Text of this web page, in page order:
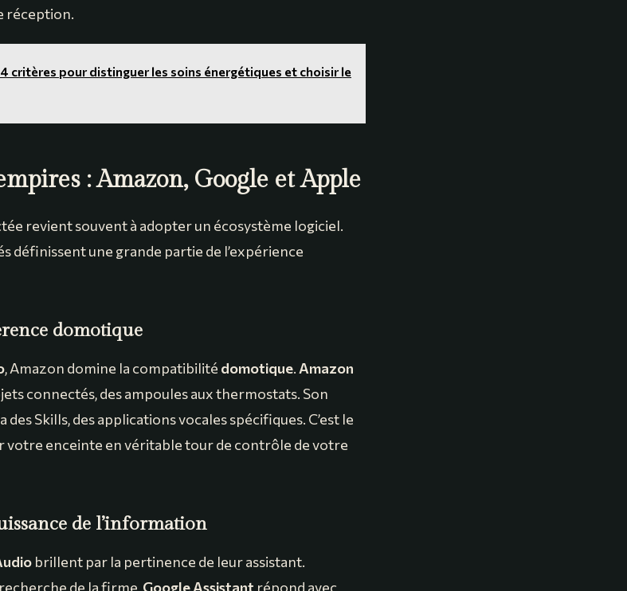
réception.
critères pour distinguer les soins énergétiques et choisir le
: Amazon, Google et Apple
revient souvent à adopter un écosystème logiciel.
définissent une grande partie de l’expérience
domotique
, Amazon domine la compatibilité domotique. Amazon
connectés, des ampoules aux thermostats. Son
Skills, des applications vocales spécifiques. C’est le
enceinte en véritable tour de contrôle de votre
de l’information
brillent par la pertinence de leur assistant.
de la firme, Google Assistant répond avec